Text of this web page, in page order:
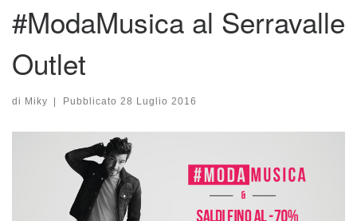
#ModaMusica al Serravalle
Outlet
di Miky | Pubblicato 28 Luglio 2016